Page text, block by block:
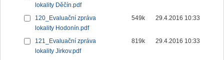
lokality Děčín.pdf
120_Evaluační zpráva
lokality Hodonín.pdf
549k 29.4.2016 10:33
121_Evaluační zpráva
lokality Jirkov.pdf
819k 29.4.2016 10:33